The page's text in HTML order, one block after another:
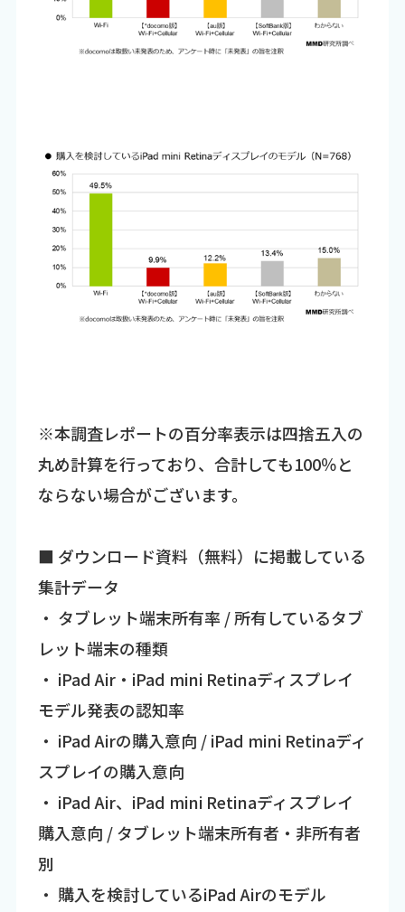
※本調査レポートの百分率表示は四捨五入の
丸め計算を行っており、合計しても100％と
ならない場合がございます。
■ ダウンロード資料（無料）に掲載している
集計データ
・ タブレット端末所有率 / 所有しているタブ
レット端末の種類
・ iPad Air・iPad mini Retinaディスプレイ
モデル発表の認知率
・ iPad Airの購入意向 / iPad mini Retinaディ
スプレイの購入意向
・ iPad Air、iPad mini Retinaディスプレイ
購入意向 / タブレット端末所有者・非所有者
別
・ 購入を検討しているiPad Airのモデル